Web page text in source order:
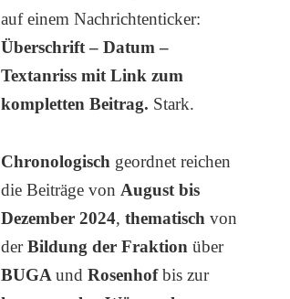
auf einem Nachrichtenticker:
Überschrift – Datum –
Textanriss mit Link zum
kompletten Beitrag. Stark.
Chronologisch geordnet reichen
die Beiträge von August bis
Dezember 2024, thematisch von
derBildung der Fraktionüber
BUGAund Rosenhofbis zur